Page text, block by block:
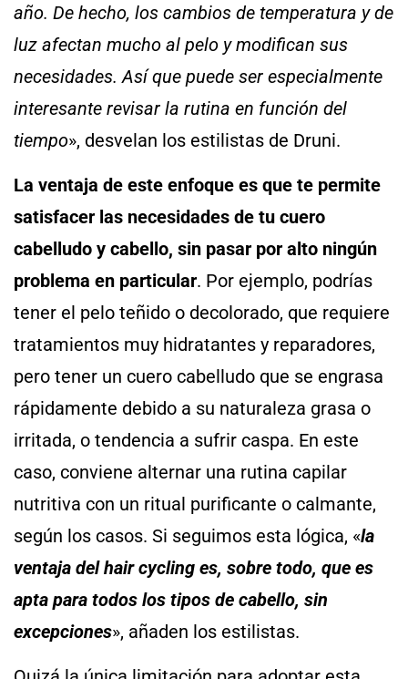
año. De hecho, los cambios de temperatura y de
luz afectan mucho al pelo y modifican sus
necesidades. Así que puede ser especialmente
interesante revisar la rutina en función del
tiempo», desvelan los estilistas de Druni.
La ventaja de este enfoque es que te permite
satisfacer las necesidades de tu cuero
cabelludo y cabello, sin pasar por alto ningún
problema en particular. Por ejemplo, podrías
tener el pelo teñido o decolorado, que requiere
tratamientos muy hidratantes y reparadores,
pero tener un cuero cabelludo que se engrasa
rápidamente debido a su naturaleza grasa o
irritada, o tendencia a sufrir caspa. En este
caso, conviene alternar una rutina capilar
nutritiva con un ritual purificante o calmante,
según los casos. Si seguimos esta lógica, «la
ventaja del hair cycling es, sobre todo, que es
apta para todos los tipos de cabello, sin
excepciones», añaden los estilistas.